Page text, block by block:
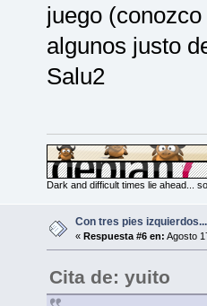
juego
algunos justo
Salu2
Dark and difficult times lie ahead...
Con tres pies
« Respuesta #6 en: Agosto
Cita de: yuito